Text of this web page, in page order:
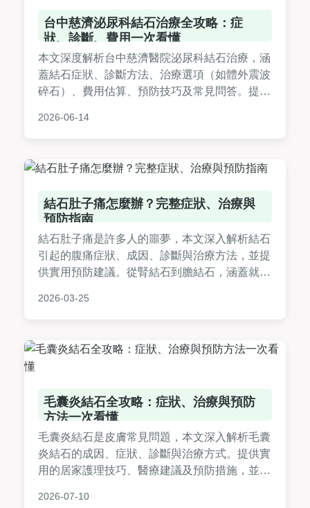
台中慈濟泌尿科結石治療全攻略：症
狀、診斷、費用一次看懂
本文深度解析台中慈濟醫院泌尿科結石治療，涵
蓋結石症狀、診斷方法、治療選項（如體外震波
碎石）、費用估算、預防技巧及常見問答。提供
所有關於泌尿結石的疑問。
2026-06-14
結石肚子痛怎麼辦？完整症狀、治療與
預防指南
結石肚子痛是許多人的噩夢，本文深入解析結石
引起的腹痛症狀、成因、診斷與治療方法，並提
供實用預防建議。從腎結石到膽結石，涵蓋就醫
石肚子痛，避免復發。內容基於醫學知識和個人
2026-03-25
毛囊炎結石全攻略：症狀、治療與預防
方法一次看懂
毛囊炎結石是皮膚常見問題，本文深入解析毛囊
炎結石的成因、症狀、診斷與治療方式。提供實
用的居家護理技巧、醫療建議及預防措施，並分
結石困擾。內容基於真實知識，避免AI虛構，適
2026-07-10